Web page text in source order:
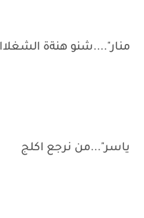
منار"....شنو هنةة
ياسر"...من نرجع اكلج